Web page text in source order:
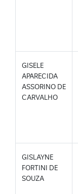
GISELE
APARECIDA
ASSORINO DE
CARVALHO
GISLAYNE
FORTINI DE
SOUZA